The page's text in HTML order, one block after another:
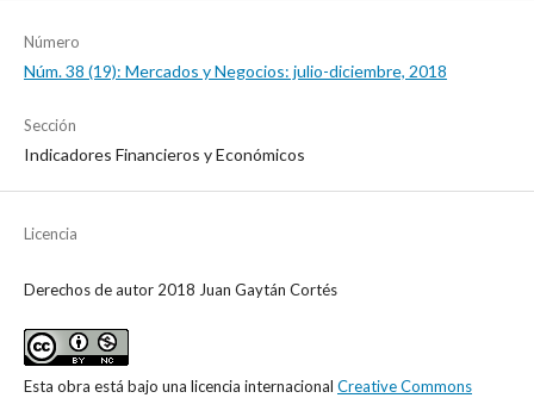
Número
Núm. 38 (19): Mercados y Negocios: julio-diciembre, 2018
Sección
Indicadores Financieros y Económicos
Licencia
Derechos de autor 2018 Juan Gaytán Cortés
Esta obra está bajo una licencia internacional Creative Commons